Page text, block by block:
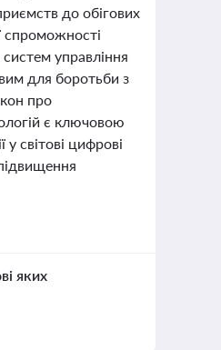
до обігових
спроможності
управління
для боротьби з
про
є ключовою
світові цифрові
яких